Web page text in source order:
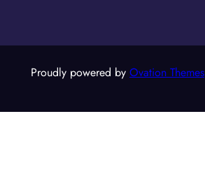
Proudly powered by Ovation Themes